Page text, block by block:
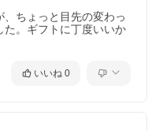
ちょっと目先の変わっ
た。ギフトに丁度いいか
いいね 0